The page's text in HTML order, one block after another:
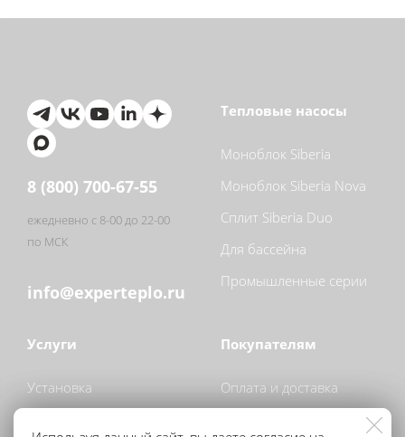
8 (800) 700-67-55
ежедневно с 8-00 до 22-00
по МСК
info@experteplo.ru
Тепловые насосы
Моноблок Siberia
Моноблок Siberia Nova
Сплит Siberia Duo
Для бассейна
Промышленные серии
Услуги
Установка
Покупателям
Оплата и доставка